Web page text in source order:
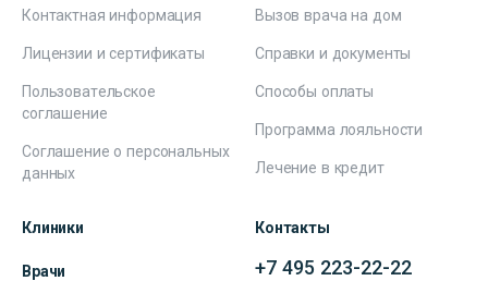
Контактная информация
Лицензии и сертификаты
Пользовательское
соглашение
Соглашение о персональных
данных
Вызов врача на дом
Справки и документы
Способы оплаты
Программа лояльности
Лечение в кредит
Клиники
Врачи
Контакты
+7 495 223-22-22